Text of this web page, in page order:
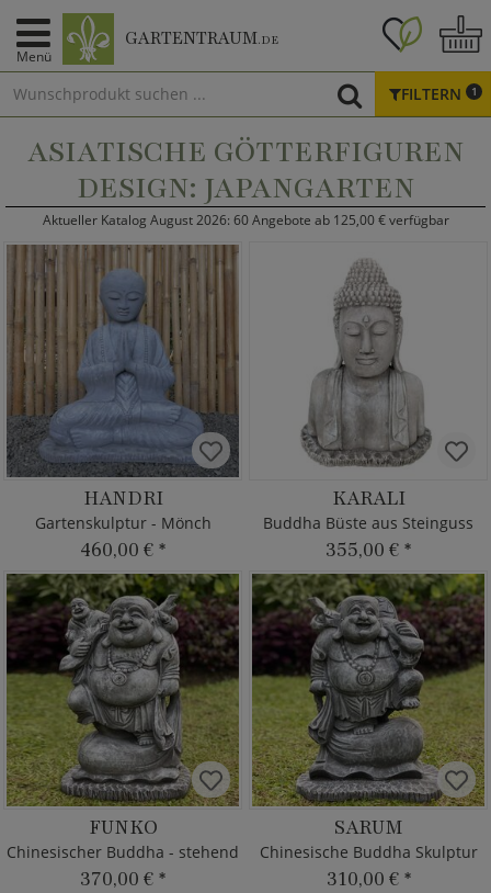
Menü
GARTENTRAUM.DE
FILTERN 1
ASIATISCHE GÖTTERFIGUREN
DESIGN: JAPANGARTEN
Aktueller Katalog August 2026: 60 Angebote ab 125,00 € verfügbar
HANDRI
Gartenskulptur - Mönch
460,00 € *
KARALI
Buddha Büste aus Steinguss
355,00 € *
FUNKO
Chinesischer Buddha - stehend
370,00 € *
SARUM
Chinesische Buddha Skulptur
310,00 € *